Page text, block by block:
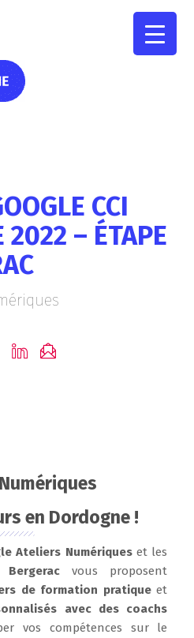
CCI
2022 – ÉTAPE
en Dordogne !
Ateliers Numériqueset les
Bergerac vous proposent
de formation pratiqueet
avec des coachs
vos compétences sur le